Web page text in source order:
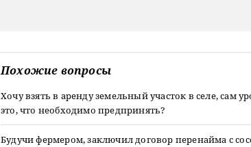
Похожие вопросы
Хочу взять в аренду земельный участок в селе, сам
это, что необходимо предпринять?
Будучи фермером, заключил договор перенайма с